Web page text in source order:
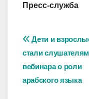
Пресс-служба
по
записям
Дети и
стали
вебинара о роли
арабского языка